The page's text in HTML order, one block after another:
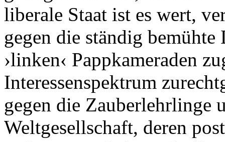
liberale Staat ist es wert,
gegen die ständig bemühte
›linken‹ Pappkameraden
Interessenspektrum
gegen die Zauberlehrlinge
Weltgesellschaft, deren